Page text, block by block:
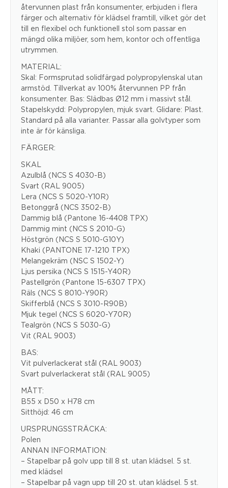
återvunnen plast från konsumenter, erbjuden i flera
färger och alternativ för klädsel framtill, vilket gör det
till en flexibel och funktionell stol som passar en
mängd olika miljöer, som hem, kontor och offentliga
utrymmen.
MATERIAL:
Skal: Formsprutad solidfärgad polypropylenskal utan
armstöd. Tillverkat av 100% återvunnen PP från
konsumenter. Bas: Slädbas Ø12 mm i massivt stål.
Stapelskydd: Polypropylen, mjuk svart. Glidare: Plast.
Standard på alla varianter. Passar alla golvtyper som
inte är för känsliga.
FÄRGER:
SKAL
Azulblå (NCS S 4030-B)
Svart (RAL 9005)
Lera (NCS S 5020-Y10R)
Betonggrå (NCS 3502-B)
Dammig blå (Pantone 16-4408 TPX)
Dammig mint (NCS S 2010-G)
Höstgrön (NCS S 5010-G10Y)
Khaki (PANTONE 17-1210 TPX)
Melangekräm (NSC S 1502-Y)
Ljus persika (NCS S 1515-Y40R)
Pastellgrön (Pantone 15-6307 TPX)
Räls (NCS S 8010-Y90R)
Skifferblå (NCS S 3010-R90B)
Mjuk tegel (NCS S 6020-Y70R)
Tealgrön (NCS S 5030-G)
Vit (RAL 9003)
BAS:
Vit pulverlackerat stål (RAL 9003)
Svart pulverlackerat stål (RAL 9005)
MÅTT:
B55 x D50 x H78 cm
Sitthöjd: 46 cm
URSPRUNGSSTRÄCKA:
Polen
ANNAN INFORMATION:
– Stapelbar på golv upp till 8 st. utan klädsel. 5 st.
med klädsel
– Stapelbar på vagn upp till 20 st. utan klädsel. 5 st.